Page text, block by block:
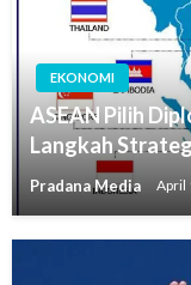
EKONOMI
ASEAN Pilih
Langkah
Pradana Media April